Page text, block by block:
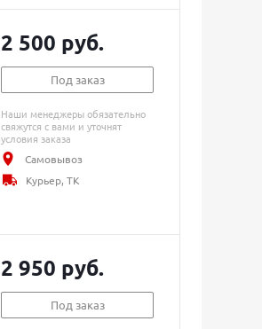
2 500 руб.
Под заказ
Наши менеджеры обязательно
свяжутся с вами и уточнят
условия заказа
Самовывоз
Курьер, ТК
2 950 руб.
Под заказ